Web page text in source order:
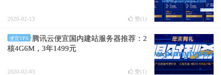
2020-02-13 赞(1 )
便宜VPS
腾讯云便宜国内建站服务器推荐：2
核4G6M，3年1499元
2020-02-03 赞(1 )